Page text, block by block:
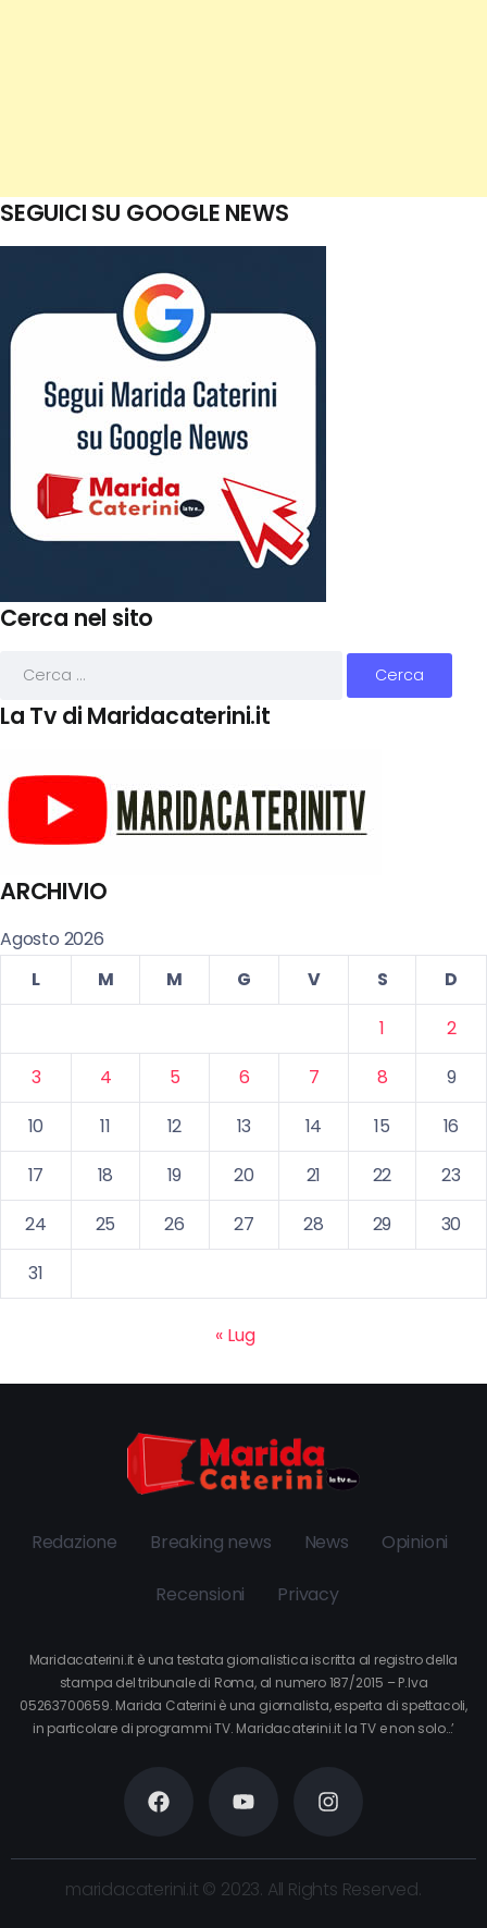
SEGUICI SU GOOGLE NEWS
Cerca nel sito
La Tv di Maridacaterini.it
ARCHIVIO
Agosto 2026
L
M M G V S
D
1
2
3
4 5 6 7 8
9
10
11 12 13 14 15
16
17
18 19 20 21 22
23
24
25 26 27 28 29
30
31
« Lug
Redazione Breaking news News Opinioni
Recensioni Privacy
Maridacaterini.it è una testata giornalistica iscritta al registro della
stampa del tribunale di Roma, al numero 187/2015 – P.Iva
05263700659. Marida Caterini è una giornalista, esperta di spettacoli,
in particolare di programmi TV. Maridacaterini.it la TV e non solo…’
maridacaterini.it © 2023. All Rights Reserved.